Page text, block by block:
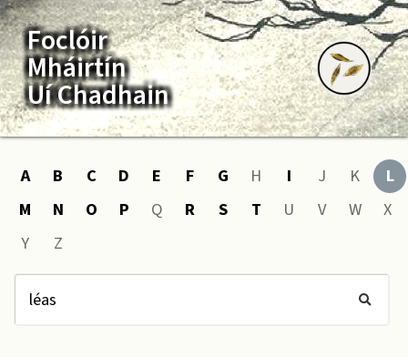
Foclóir
Mháirtín
Uí Chadhain
A B C D E F G H I J K
L
M
N O P Q R S T U V W
X
Y
Z